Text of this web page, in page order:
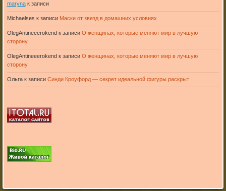
marynaк записи
Michaelses к записи Маски от звезд в домашних условиях
OlegAntineeerokendк записи О женщинах, которые меняют мир в лучшую
сторону
OlegAntineeerokendк записи О женщинах, которые меняют мир в лучшую
сторону
Ольгак записи Синди Кроуфорд — секрет идеальной фигуры раскрыт